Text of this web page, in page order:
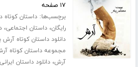
۱۷ صفحه
برچسب‌ها:داستان کوتاه
رایگان،داستان اجتماعی،
دانلود داستان کوتاه
مجموعه داستان کوتاه
آرش،دانلود داستان ایرانی